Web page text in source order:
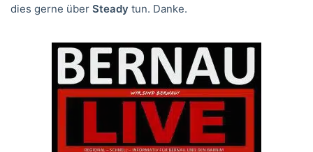
dies gerne über Steady tun. Danke.